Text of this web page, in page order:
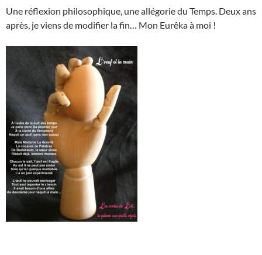
Une réflexion philosophique, une allégorie du Temps. Deux ans
après, je viens de modifier la fin… Mon Eurêka à moi !